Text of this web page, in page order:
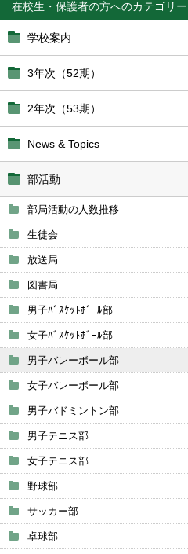
在校生・保護者の方へ
学校案内
3年次（52期）
2年次（53期）
News & Topics
部活動
部局活動の人数推移
生徒会
放送局
図書局
男子ﾊﾞｽｹｯﾄﾎﾞｰﾙ部
女子ﾊﾞｽｹｯﾄﾎﾞｰﾙ部
男子バレーボール部
女子バレーボール部
男子バドミントン部
男子テニス部
女子テニス部
野球部
サッカー部
卓球部